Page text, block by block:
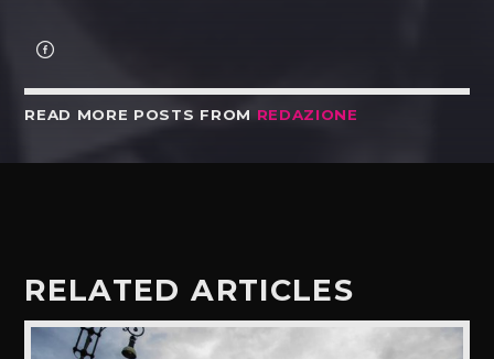
READ MORE POSTS FROM REDAZIONE
RELATED ARTICLES